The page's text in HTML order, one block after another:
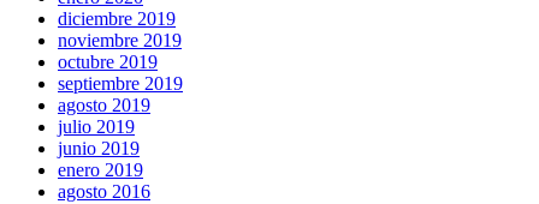
diciembre 2019
noviembre 2019
octubre 2019
septiembre 2019
agosto 2019
julio 2019
junio 2019
enero 2019
agosto 2016